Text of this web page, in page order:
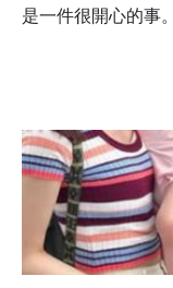
是一件很開心的事